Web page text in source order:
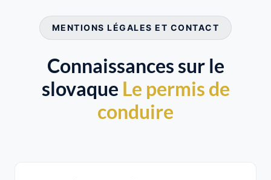
MENTIONS LÉGALES ET CONTACT
Connaissances sur le
slovaque Le permis de
conduire